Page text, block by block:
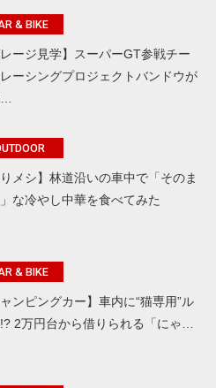
& BIKE
レージ見学】スーパーGT参戦チー
ーシングプロジェクトバンドウが
りメシ】林道沿いの車中で「そのま
な冷やし中華を食べてみた
& BIKE
ャンピングカー】車内に“猫専用”ル
2万円台から借りられる「にゃ…